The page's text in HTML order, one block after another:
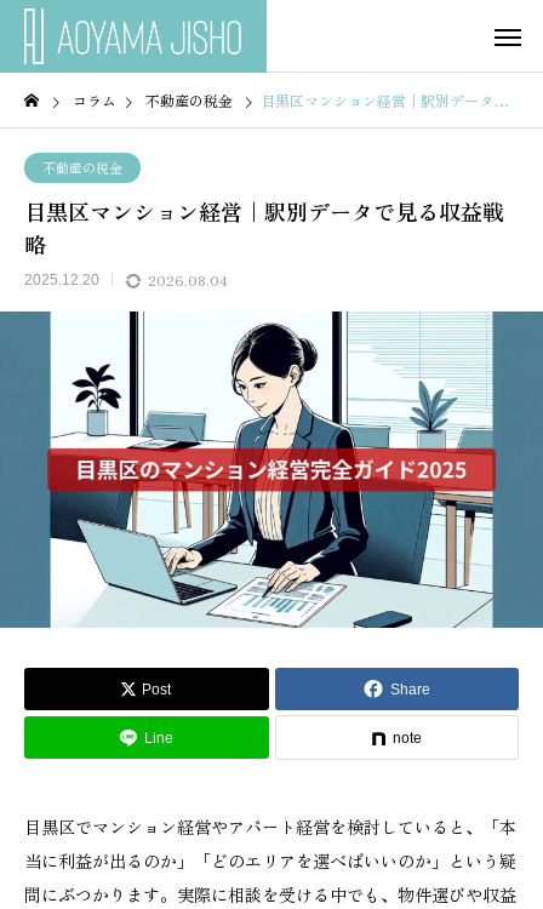
コラム 不動産の税金 目黒区マンション経営｜駅別データで見る収益戦略
不動産の税金
目黒区マンション経営｜駅別データで見る収益戦
略
2025.12.20 2026.08.04
Post Share
Line note
目黒区でマンション経営やアパート経営を検討していると、「本
当に利益が出るのか」「どのエリアを選べばいいのか」という疑
問にぶつかります。実際に相談を受ける中でも、物件選びや収益